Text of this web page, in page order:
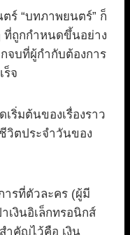
ร์ “บทภาพยนตร์” ก็
ที่ถูกกำหนดขึ้นอย่าง
จบที่ผู้กำกับต้องการ
ร็จ
ริ่มต้นของเรื่องราว
วิตประจำวันของ
ารที่ตัวละคร (ผู้มี
เงินอิเล็กทรอนิกส์
ำคัญไว้คือ เงิน